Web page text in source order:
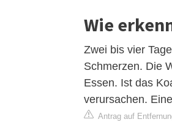
Wie
Zwei bis vier
Schmerzen. Die
Essen. Ist das
verursachen.
Antrag auf